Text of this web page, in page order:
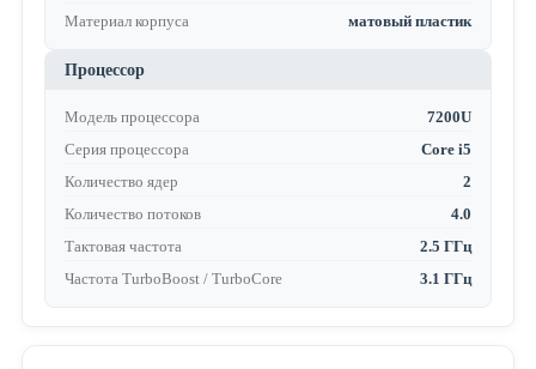
Материал корпуса
матовый пластик
Процессор
Модель процессора
7200U
Серия процессора
Core i5
Количество ядер
2
Количество потоков
4.0
Тактовая частота
2.5 ГГц
Частота TurboBoost / TurboCore
3.1 ГГц